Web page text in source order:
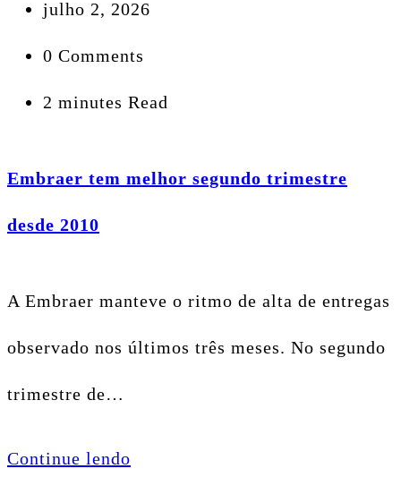
julho 2, 2026
0 Comments
2 minutes Read
Embraer tem melhor segundo trimestre
desde 2010
A Embraer manteve o ritmo de alta de entregas
observado nos últimos três meses. No segundo
trimestre de…
Continue lendo